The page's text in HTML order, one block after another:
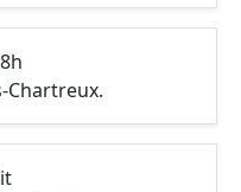
Chartreux.